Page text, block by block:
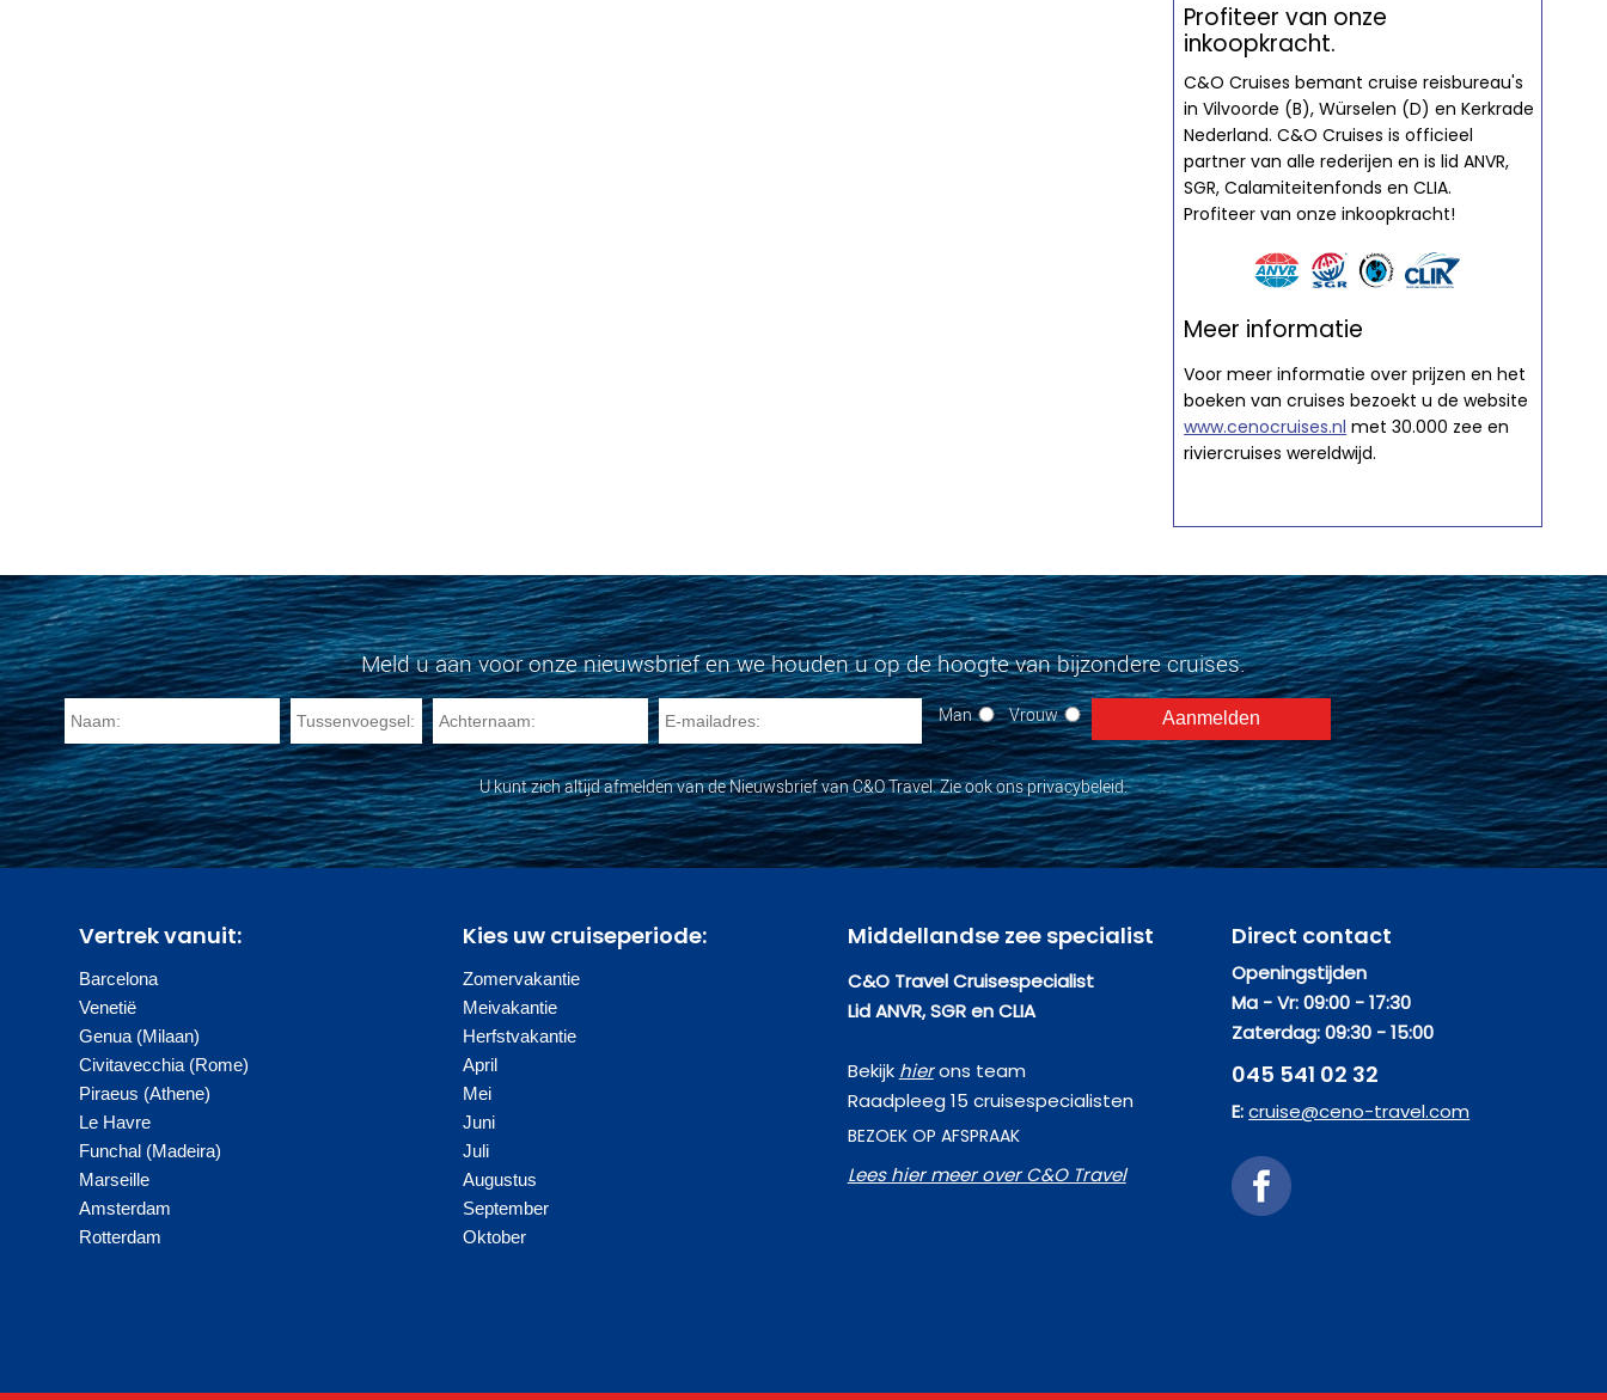
Profiteer van onze
inkoopkracht.
C&O Cruises bemant cruise reisbureau's
in Vilvoorde (B), Würselen (D) en Kerkrade
Nederland. C&O Cruises is officieel
partner van alle rederijen en is lid ANVR,
SGR, Calamiteitenfonds en CLIA.
Profiteer van onze inkoopkracht!
Meer informatie
Voor meer informatie over prijzen en het
boeken van cruises bezoekt u de website
www.cenocruises.nl met 30.000 zee en
riviercruises wereldwijd.
Meld u aan voor onze nieuwsbrief en we houden u op de hoogte van bijzondere cruises.
Man Vrouw
U kunt zich altijd afmelden van de Nieuwsbrief van C&O Travel. Zie ook ons privacybeleid.
Vertrek vanuit:
Barcelona
Venetië
Genua (Milaan)
Civitavecchia (Rome)
Piraeus (Athene)
Le Havre
Funchal (Madeira)
Marseille
Amsterdam
Rotterdam
Kies uw cruiseperiode:
Zomervakantie
Meivakantie
Herfstvakantie
April
Mei
Juni
Juli
Augustus
September
Oktober
Middellandse zee specialist
C&O Travel Cruisespecialist
Lid ANVR, SGR en CLIA
Bekijk hierons team
Raadpleeg 15 cruisespecialisten
BEZOEK OP AFSPRAAK
Lees hier meer over C&O Travel
Direct contact
Openingstijden
Ma - Vr: 09:00 - 17:30
Zaterdag: 09:30 - 15:00
045 541 02 32
E:cruise@ceno-travel.com